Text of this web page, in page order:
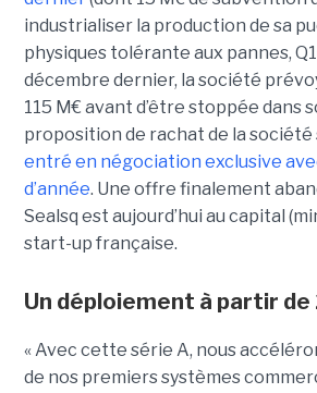
industrialiser la production de sa
physiques tolérante aux pannes,
décembre dernier, la société
115 M€ avant d’être stoppée dans
proposition de rachat de la société
entré en négociation exclusive
d’année. Une offre finalement
Sealsq est aujourd’hui au capital
start-up française.
Un déploiement à partir de
« Avec cette série A, nous
de nos premiers systèmes